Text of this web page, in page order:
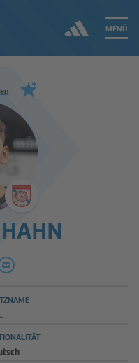
MENÜ
Jetzt einloggen